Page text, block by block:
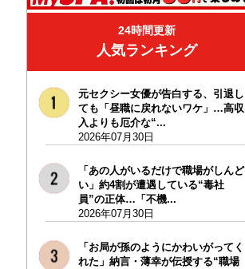
24時間更新
人気ランキング
元セクシー女優が告白する、引退し
ても「昼職に戻れないワケ」…高収
入よりも厄介な“...
2026年07月30日
「あの人がいるだけで職場がしんど
い」約4割が遭遇している“毒社
員”の正体…「不機...
2026年07月30日
「お局が孫のようにかわいがってく
れた」納言・薄幸が伝授する“職場